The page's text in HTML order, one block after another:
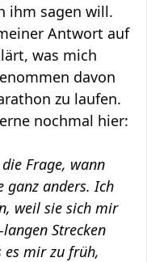
ihm sagen will.
Antwort auf
was mich
davon
zu laufen.
nochmal hier:
Frage, wann
ganz anders. Ich
weil sie sich mir
Strecken
es mir zu früh,